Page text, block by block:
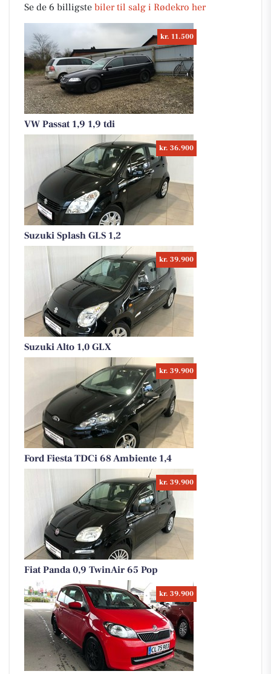
Se de 6 billigste biler til salg i Rødekro her
kr. 11.500
VW Passat 1,9 1,9 tdi
kr. 36.900
Suzuki Splash GLS 1,2
kr. 39.900
Suzuki Alto 1,0 GLX
kr. 39.900
Ford Fiesta TDCi 68 Ambiente 1,4
kr. 39.900
Fiat Panda 0,9 TwinAir 65 Pop
kr. 39.900